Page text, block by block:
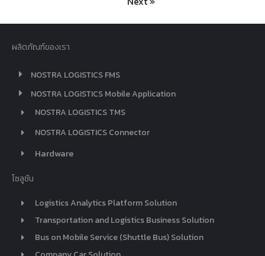
ผลิตภัณฑ์ของเรา
NOSTRA LOGISTICS FMS
NOSTRA LOGISTICS Mobile Application
NOSTRA LOGISTICS TMS
NOSTRA LOGISTICS Connector
Hardware
โซลูชัน
Logistics Analytics Platform Solution
Transportation and Logistics Business Solution
Bus on Mobile Service (Shuttle Bus) Solution